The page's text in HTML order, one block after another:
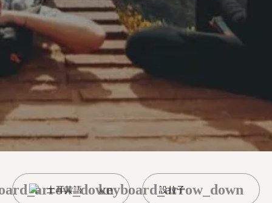
土耳其語 設拉子
keyboard_arrow_down